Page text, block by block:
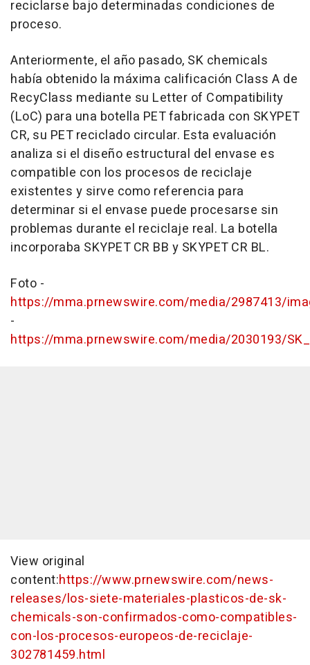
reciclarse bajo determinadas condiciones de
proceso.
Anteriormente, el año pasado, SK chemicals
había obtenido la máxima calificación Class A de
RecyClass mediante su Letter of Compatibility
(LoC) para una botella PET fabricada con SKYPET
CR, su PET reciclado circular. Esta evaluación
analiza si el diseño estructural del envase es
compatible con los procesos de reciclaje
existentes y sirve como referencia para
determinar si el envase puede procesarse sin
problemas durante el reciclaje real. La botella
incorporaba SKYPET CR BB y SKYPET CR BL.
Foto -
https://mma.prnewswire.com/media/2987413/
-
https://mma.prnewswire.com/media/2030193/
View original
content:https://www.prnewswire.com/news-
releases/los-siete-materiales-plasticos-de-sk-
chemicals-son-confirmados-como-compatibles-
con-los-procesos-europeos-de-reciclaje-
302781459.html